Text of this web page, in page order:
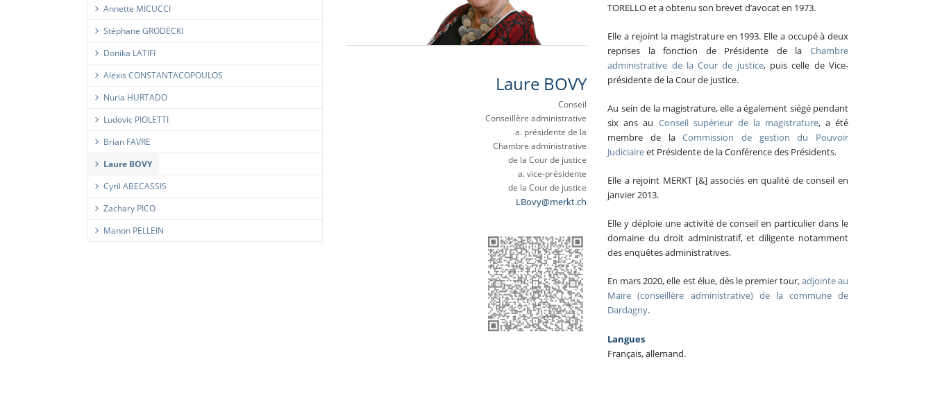
Annette MICUCCI
Stéphane GRODECKI
Donika LATIFI
Alexis CONSTANTACOPOULOS
Nuria HURTADO
Ludovic PIOLETTI
Brian FAVRE
Laure BOVY
Cyril ABECASSIS
Zachary PICO
Manon PELLEIN
Laure BOVY
Conseil
Conseillère administrative
a. présidente de la
Chambre administrative
de la Cour de justice
a. vice-présidente
de la Cour de justice
LBovy@merkt.ch
TORELLO et a obtenu son brevet d’avocat en 1973.
Elle a rejoint la magistrature en 1993. Elle a occupé à deux
reprises la fonction de Présidente de la Chambre
administrative de la Cour de justice, puis celle de Vice-
présidente de la Cour de justice.
Au sein de la magistrature, elle a également siégé pendant
six ans au Conseil supérieur de la magistrature, a été
membre de laCommission de gestion du Pouvoir
Judiciaireet Présidente de la Conférence des Présidents.
Elle a rejoint MERKT [&] associés en qualité de conseil en
janvier 2013.
Elle y déploie une activité de conseil en particulier dans le
domaine du droit administratif, et diligente notamment
des enquêtes administratives.
En mars 2020, elle est élue, dès le premier tour,adjointe au
Maire (conseillère administrative) de la commune de
Dardagny.
Langues
Français, allemand.